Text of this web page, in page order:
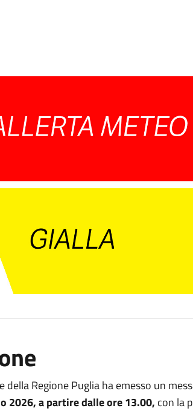
della Regione Puglia ha emesso un
2026, a partire dalle ore 13.00, con la